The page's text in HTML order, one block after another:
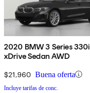
2020 BMW 3 Series 330i
xDrive Sedan AWD
$21,960 Buena oferta
Incluye tarifas de conc.